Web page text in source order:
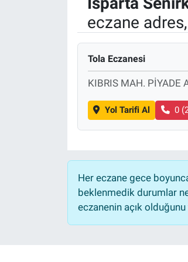
eczane
Tola Eczanesi
KIBRIS MAH. PİYADE
Yol Tarifi Al 0
Her eczane gece
beklenmedik durumlar
eczanenin açık